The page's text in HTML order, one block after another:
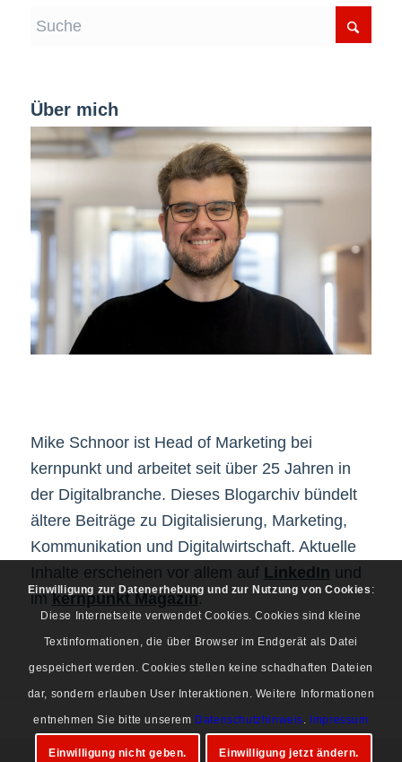
Über mich
Mike Schnoor ist Head of Marketing bei
kernpunkt und arbeitet seit über 25 Jahren in
der Digitalbranche. Dieses Blogarchiv bündelt
ältere Beiträge zu Digitalisierung, Marketing,
Kommunikation und Digitalwirtschaft. Aktuelle
Inhalte erscheinen vor allem auf LinkedIn und
imkernpunkt Magazin.
Einwilligung zur Datenerhebung und zur Nutzung von Cookies :
Diese Internetseite verwendet Cookies. Cookies sind kleine
Textinformationen, die über Browser im Endgerät als Datei
gespeichert werden. Cookies stellen keine schadhaften Dateien
dar, sondern erlauben User Interaktionen. Weitere Informationen
entnehmen Sie bitte unserem Datenschutzhinweis. Impressum
Einwilligung nicht geben. Einwilligung jetzt ändern.